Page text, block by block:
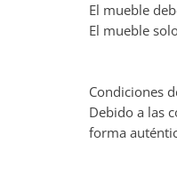
El mueble
El mueble
Condiciones
Debido a las
forma